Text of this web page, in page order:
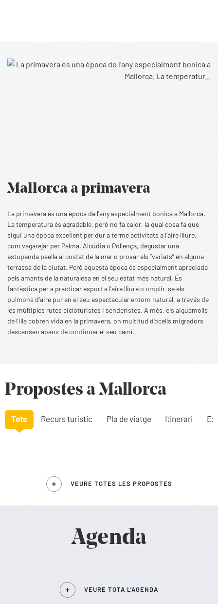
Mallorca a primavera
La primavera és una època de l'any especialment bonica a Mallorca.
La temperatura és agradable, però no fa calor, la qual cosa fa que
sigui una època excel·lent per dur a terme activitats a l'aire lliure,
com vagarejar per Palma, Alcúdia o Pollença, degustar una
estupenda paella al costat de la mar o provar els “variats” en alguna
terrassa de la ciutat. Però aquesta època és especialment apreciada
pels amants de la naturalesa en el seu estat més natural. És
fantàstica per a practicar esport a l'aire lliure o omplir-se els
pulmons d'aire pur en el seu espectacular entorn natural, a través de
les múltiples rutes cicloturistes i senderistes. A més, els aiguamolls
de l'illa cobren vida en la primavera, on multitud d'ocells migradors
descansen abans de continuar el seu camí.
Propostes a Mallorca
Tots Recurs turístic Pla de viatge Itinerari
VEURE TOTES LES PROPOSTES
Agenda
VEURE TOTA L’AGENDA